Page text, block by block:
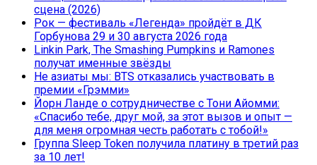
сцена (2026)
Рок — фестиваль «Легенда» пройдёт в ДК
Горбунова 29 и 30 августа 2026 года
Linkin Park, The Smashing Pumpkins и Ramones
получат именные звёзды
Не азиаты мы: BTS отказались участвовать в
премии «Грэмми»
Йорн Ланде о сотрудничестве с Тони Айомми:
«Спасибо тебе, друг мой, за этот вызов и опыт —
для меня огромная честь работать с тобой!»
Группа Sleep Token получила платину в третий раз
за 10 лет!